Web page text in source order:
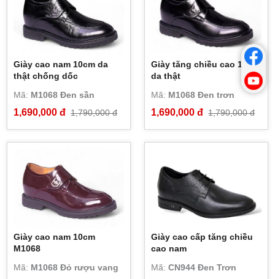
Giày cao nam 10cm da
thật chống dốc
Mã: M1068 Đen sần
1,690,000 đ 1,790,000 đ
Giày tăng chiều cao 10cm
da thật
Mã: M1068 Đen trơn
1,690,000 đ 1,790,000 đ
Giày cao nam 10cm
M1068
Mã: M1068 Đỏ rượu vang
Giày cao cấp tăng chiều
cao nam
Mã:CN944 Đen Trơn